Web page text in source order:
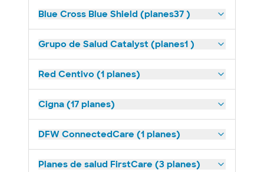
Blue Cross Blue Shield (planes37 )
Grupo de Salud Catalyst (planes1 )
Red Centivo (1 planes)
Cigna (17 planes)
DFW ConnectedCare (1 planes)
Planes de salud FirstCare (3 planes)